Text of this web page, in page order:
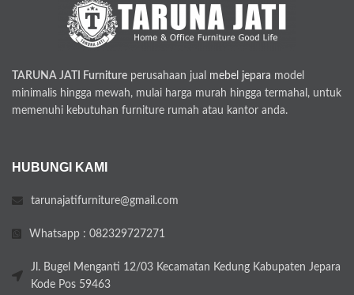
TARUNA JATI Furniture perusahaan jual mebel jepara model
minimalis hingga mewah, mulai harga murah hingga termahal, untuk
memenuhi kebutuhan furniture rumah atau kantor anda.
HUBUNGI KAMI
tarunajatifurniture@gmail.com
Whatsapp : 082329727271
Jl. Bugel Menganti 12/03 Kecamatan Kedung Kabupaten Jepara
Kode Pos 59463